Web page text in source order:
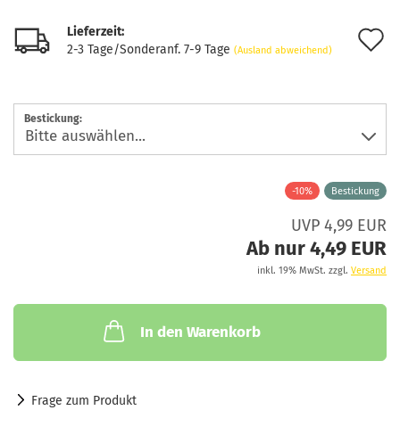
Lieferzeit:
2-3 Tage/Sonderanf. 7-9 Tage (Ausland abweichend)
Bestickung:
-10% Bestickung
UVP 4,99 EUR
Ab nur 4,49 EUR
inkl. 19% MwSt. zzgl. Versand
In den Warenkorb
Frage zum Produkt